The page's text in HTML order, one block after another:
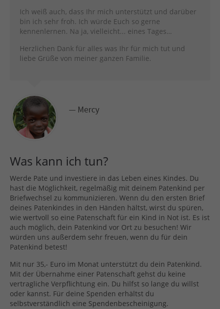
Ich weiß auch, dass Ihr mich unterstützt und darüber
bin ich sehr froh. Ich würde Euch so gerne
kennenlernen. Na ja, vielleicht... eines Tages…
Herzlichen Dank für alles was Ihr für mich tut und
liebe Grüße von meiner ganzen Familie.
— Mercy
Was kann ich tun?
Werde Pate und investiere in das Leben eines Kindes. Du
hast die Möglichkeit, regelmäßig mit deinem Patenkind per
Briefwechsel zu kommunizieren. Wenn du den ersten Brief
deines Patenkindes in den Händen hältst, wirst du spüren,
wie wertvoll so eine Patenschaft für ein Kind in Not ist. Es ist
auch möglich, dein Patenkind vor Ort zu besuchen! Wir
würden uns außerdem sehr freuen, wenn du für dein
Patenkind betest!
Mit nur 35,- Euro im Monat unterstützt du dein Patenkind.
Mit der Übernahme einer Patenschaft gehst du keine
vertragliche Verpflichtung ein. Du hilfst so lange du willst
oder kannst. Für deine Spenden erhältst du
selbstverständlich eine Spendenbescheinigung.